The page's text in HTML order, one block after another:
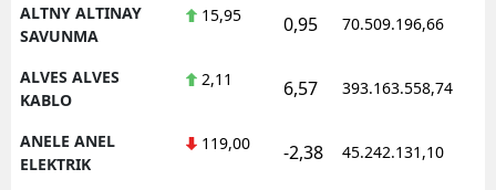
ALTNY ALTINAY
SAVUNMA
15,95 0,95 70.509.196,66
ALVES ALVES
KABLO
2,11 6,57 393.163.558,74
ANELE ANEL
ELEKTRIK
119,00 -2,38 45.242.131,10